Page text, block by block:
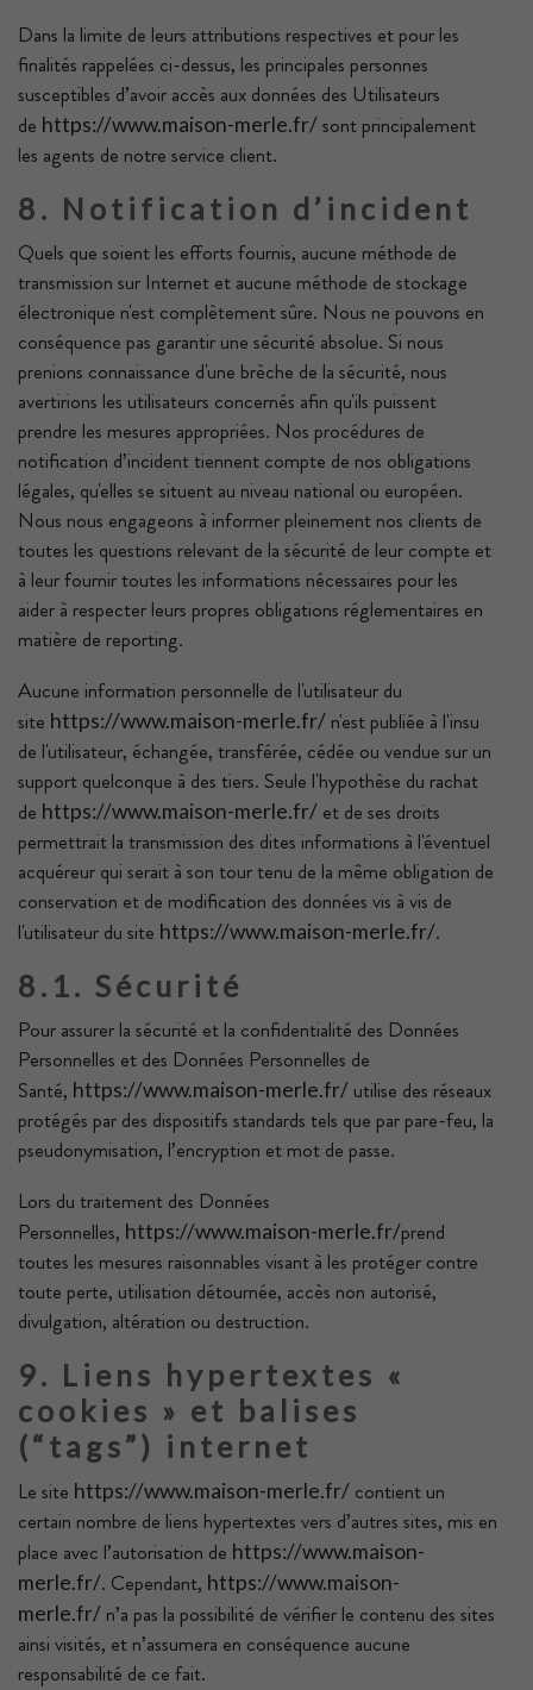
Dans la limite de leurs attributions respectives et pour les
finalités rappelées ci-dessus, les principales personnes
susceptibles d’avoir accès aux données des Utilisateurs
de https://www.maison-merle.fr/sont principalement
les agents de notre service client.
8. Notification d’incident
Quels que soient les efforts fournis, aucune méthode de
transmission sur Internet et aucune méthode de stockage
électronique n'est complètement sûre. Nous ne pouvons en
conséquence pas garantir une sécurité absolue. Si nous
prenions connaissance d'une brèche de la sécurité, nous
avertirions les utilisateurs concernés afin qu'ils puissent
prendre les mesures appropriées. Nos procédures de
notification d’incident tiennent compte de nos obligations
légales, qu'elles se situent au niveau national ou européen.
Nous nous engageons à informer pleinement nos clients de
toutes les questions relevant de la sécurité de leur compte et
à leur fournir toutes les informations nécessaires pour les
aider à respecter leurs propres obligations réglementaires en
matière de reporting.
Aucune information personnelle de l'utilisateur du
site https://www.maison-merle.fr/ n'est publiée à l'insu
de l'utilisateur, échangée, transférée, cédée ou vendue sur un
support quelconque à des tiers. Seule l'hypothèse du rachat
de https://www.maison-merle.fr/ et de ses droits
permettrait la transmission des dites informations à l'éventuel
acquéreur qui serait à son tour tenu de la même obligation de
conservation et de modification des données vis à vis de
l'utilisateur du site https://www.maison-merle.fr/.
8.1. Sécurité
Pour assurer la sécurité et la confidentialité des Données
Personnelles et des Données Personnelles de
Santé, https://www.maison-merle.fr/ utilise des réseaux
protégés par des dispositifs standards tels que par pare-feu, la
pseudonymisation, l’encryption et mot de passe.
Lors du traitement des Données
Personnelles, https://www.maison-merle.fr/prend
toutes les mesures raisonnables visant à les protéger contre
toute perte, utilisation détournée, accès non autorisé,
divulgation, altération ou destruction.
9. Liens hypertextes «
cookies » et balises
(“tags”) internet
Le site https://www.maison-merle.fr/ contient un
certain nombre de liens hypertextes vers d’autres sites, mis en
place avec l’autorisation de https://www.maison-
merle.fr/. Cependant, https://www.maison-
merle.fr/ n’a pas la possibilité de vérifier le contenu des sites
ainsi visités, et n’assumera en conséquence aucune
responsabilité de ce fait.